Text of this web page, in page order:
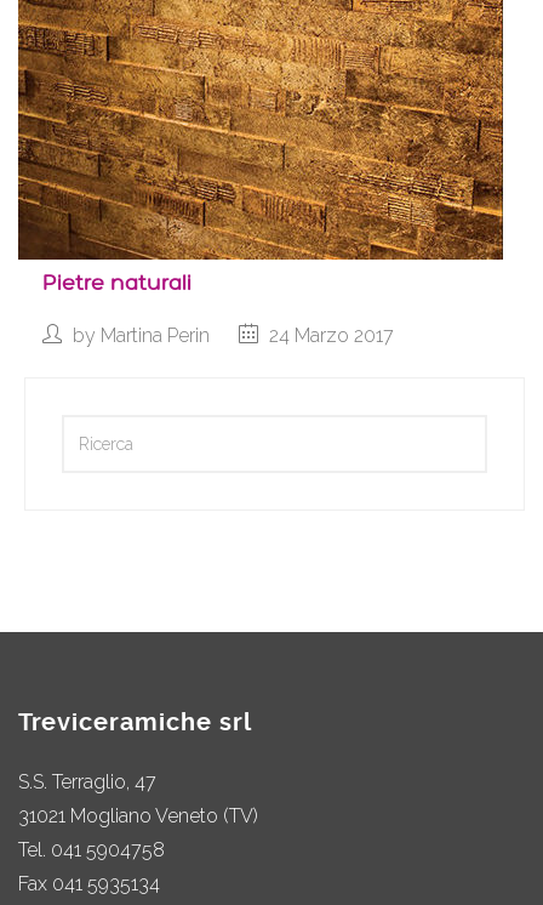
Pietre naturali
by Martina Perin 24 Marzo 2017
Treviceramiche srl
S.S. Terraglio, 47
31021 Mogliano Veneto (TV)
Tel. 041 5904758
Fax 041 5935134